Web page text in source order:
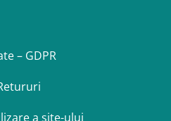
– GDPR
a site-ului